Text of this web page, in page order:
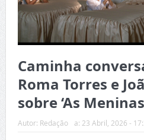
Caminha
Roma Torres e
sobre ‘As
Autor: Redação a: 23 Abril, 2026 -